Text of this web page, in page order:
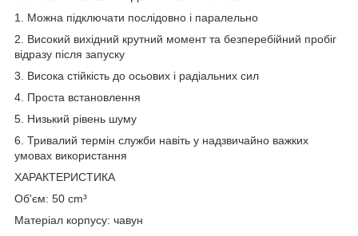
1. Можна підключати послідовно і паралельно
2. Високий вихідний крутний момент та безперебійний пробіг
відразу після запуску
3. Висока стійкість до осьових і радіальних сил
4. Проста встановлення
5. Низький рівень шуму
6. Тривалий термін служби навіть у надзвичайно важких
умовах використання
ХАРАКТЕРИСТИКА
Об'єм: 50 cm³
Матеріал корпусу: чавун